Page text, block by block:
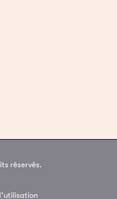
réservés.